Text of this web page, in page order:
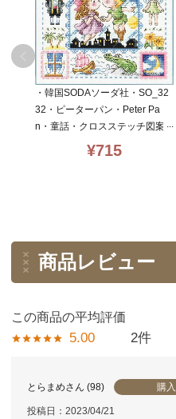
・韓国SODAソーダ社・SO_32
32・ピーターパン・Peter Pa
n・童話・クロスステッチ図案
¥715
商品レビュー
5.00 2
とらまめ 98 購
投稿日 2023/04/21